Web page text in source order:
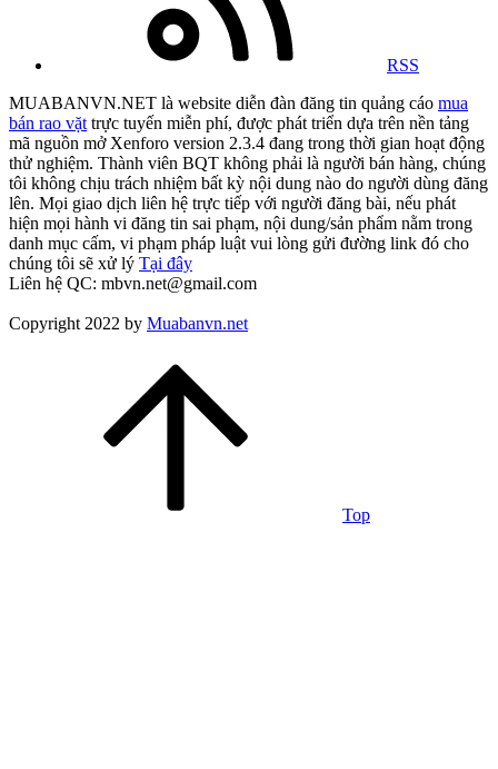
RSS
MUABANVN.NET là website diễn đàn đăng tin quảng cáo mua
bán rao vặt trực tuyến miễn phí, được phát triển dựa trên nền tảng
mã nguồn mở Xenforo version 2.3.4 đang trong thời gian hoạt động
thử nghiệm. Thành viên BQT không phải là người bán hàng, chúng
tôi không chịu trách nhiệm bất kỳ nội dung nào do người dùng đăng
lên. Mọi giao dịch liên hệ trực tiếp với người đăng bài, nếu phát
hiện mọi hành vi đăng tin sai phạm, nội dung/sản phẩm nằm trong
danh mục cấm, vi phạm pháp luật vui lòng gửi đường link đó cho
chúng tôi sẽ xử lý Tại đây
Liên hệ QC: mbvn.net@gmail.com
Copyright 2022 by Muabanvn.net
Top